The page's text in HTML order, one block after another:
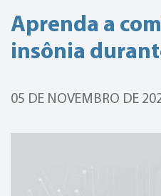
Aprenda a
insônia
05 DE NOVEMBRO DE